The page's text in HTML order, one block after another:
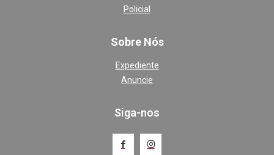
Policial
Sobre Nós
Expediente
Anuncie
Siga-nos